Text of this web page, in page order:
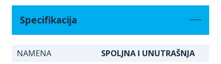
Specifikacija
NAMENA
SPOLJNA I UNUTRAŠNJA